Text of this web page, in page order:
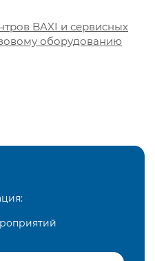
BAXI и сервисных
оборудованию